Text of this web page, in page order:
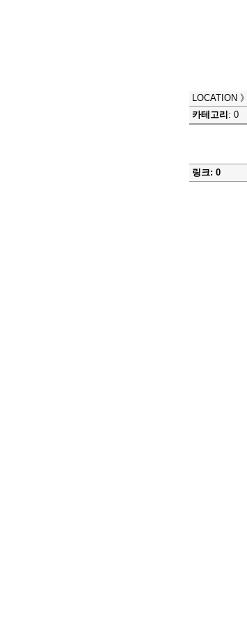
LOCATION 》
카테고리 : 0
링크: 0